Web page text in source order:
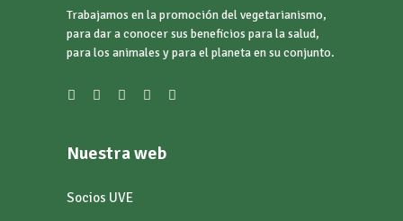
Trabajamos en la promoción del vegetarianismo,
para dar a conocer sus beneficios para la salud,
para los animales y para el planeta en su conjunto.
Nuestra web
Socios UVE